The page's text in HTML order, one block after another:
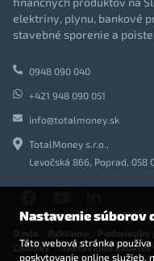
elektriny, plynu, bankové
stavebné sporenie a
0948 090 040
+421 948 090 051
info@totalmoney.sk
TotalMoney s.r.o.,
Levočská 866, Poprad, 058
Cookies-Nastavenia cookies
Nastavenie súborov
Táto webová stránka
poskytovanie online služieb,